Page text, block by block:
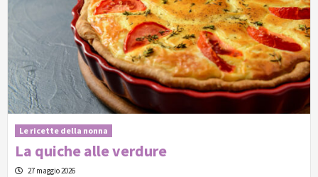
Le ricette della nonna
La quiche alle verdure
27 maggio 2026